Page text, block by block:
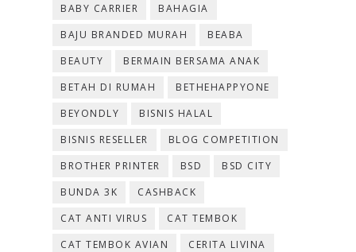
BABY CARRIER
BAHAGIA
BAJU BRANDED MURAH
BEABA
BEAUTY
BERMAIN BERSAMA ANAK
BETAH DI RUMAH
BETHEHAPPYONE
BEYONDLY
BISNIS HALAL
BISNIS RESELLER
BLOG COMPETITION
BROTHER PRINTER
BSD
BSD CITY
BUNDA 3K
CASHBACK
CAT ANTI VIRUS
CAT TEMBOK
CAT TEMBOK AVIAN
CERITA LIVINA